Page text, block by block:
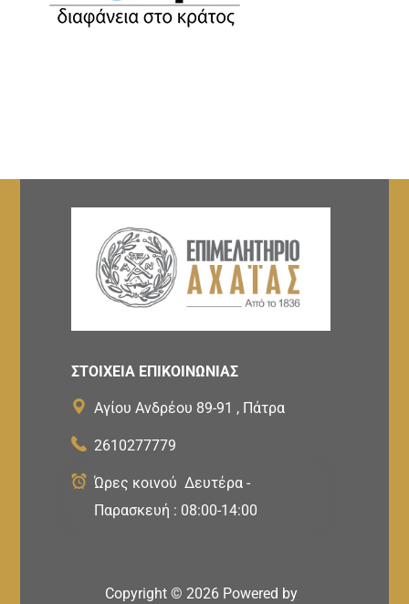
ΣΤΟΙΧΕΙΑ ΕΠΙΚΟΙΝΩΝΙΑΣ
Αγίου Ανδρέου 89-91 , Πάτρα
2610277779
Ώρες κοινού Δευτέρα -
Παρασκευή : 08:00-14:00
Copyright © 2026 Powered by